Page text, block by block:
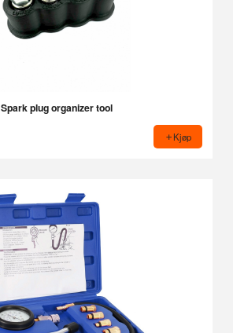
Spark plug organizer tool
Kjøp